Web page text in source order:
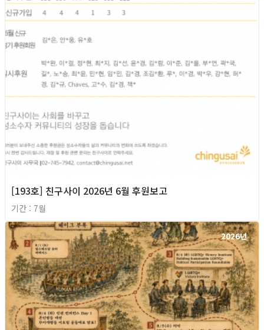
[193호] 친구사이 2026년 6월 후원보고
기간 : 7월
2026년